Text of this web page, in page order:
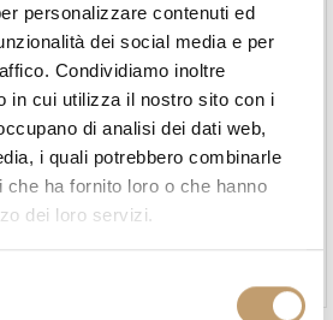
personalizzare contenuti ed
dei social media e per
Condividiamo inoltre
in cui utilizza il nostro sito con i
di analisi dei dati web,
i quali potrebbero combinarle
ha fornito loro o che hanno
dei loro servizi.
Devina Nais
- Devina Nais